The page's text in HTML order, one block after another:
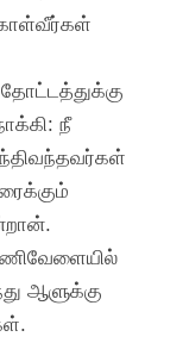
நீ
ஆளுக்கு